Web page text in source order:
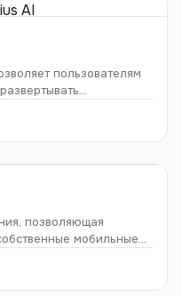
пользователям
позволяющая
мобильные